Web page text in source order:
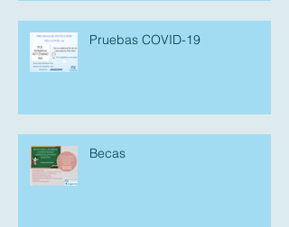
Pruebas COVID-19
Becas